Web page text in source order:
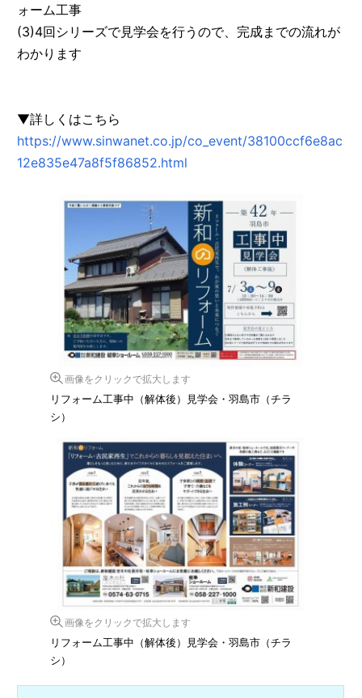
ォーム工事
(3)4回シリーズで見学会を行うので、完成までの流れが
わかります
▼詳しくはこちら
https://www.sinwanet.co.jp/co_event/38100ccf6e8ac
12e835e47a8f5f86852.html
画像をクリックで拡大します
リフォーム工事中（解体後）見学会・羽島市（チラ
シ）
画像をクリックで拡大します
リフォーム工事中（解体後）見学会・羽島市（チラ
シ）